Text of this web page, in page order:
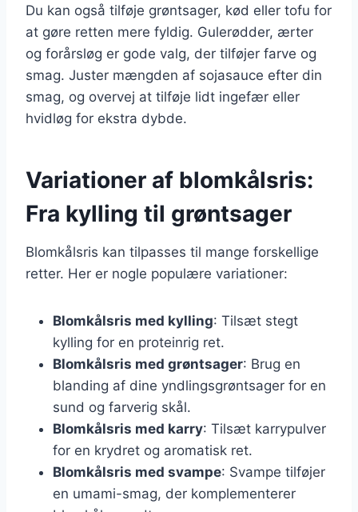
Du kan også tilføje grøntsager, kød eller tofu for
at gøre retten mere fyldig. Gulerødder, ærter
og forårsløg er gode valg, der tilføjer farve og
smag. Juster mængden af sojasauce efter din
smag, og overvej at tilføje lidt ingefær eller
hvidløg for ekstra dybde.
Variationer af blomkålsris:
Fra kylling til grøntsager
Blomkålsris kan tilpasses til mange forskellige
retter. Her er nogle populære variationer:
Blomkålsris med kylling: Tilsæt stegt
kylling for en proteinrig ret.
Blomkålsris med grøntsager: Brug en
blanding af dine yndlingsgrøntsager for en
sund og farverig skål.
Blomkålsris med karry: Tilsæt karrypulver
for en krydret og aromatisk ret.
Blomkålsris med svampe: Svampe tilføjer
en umami-smag, der komplementerer